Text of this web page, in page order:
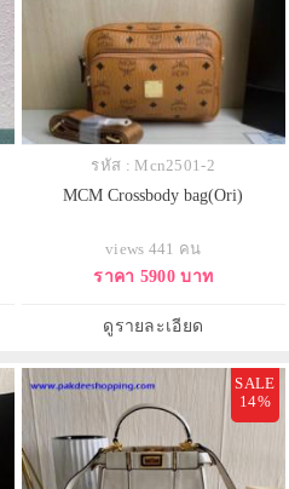
รหัส : Mcn2501-2
MCM Crossbody bag(Ori)
views 441 คน
ราคา 5900 บาท
ดูรายละเอียด
SALE
14%